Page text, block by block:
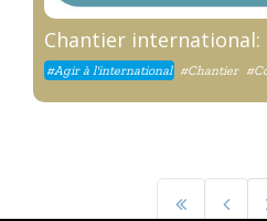
Chantier international:
#Agir à l'international #Chantier